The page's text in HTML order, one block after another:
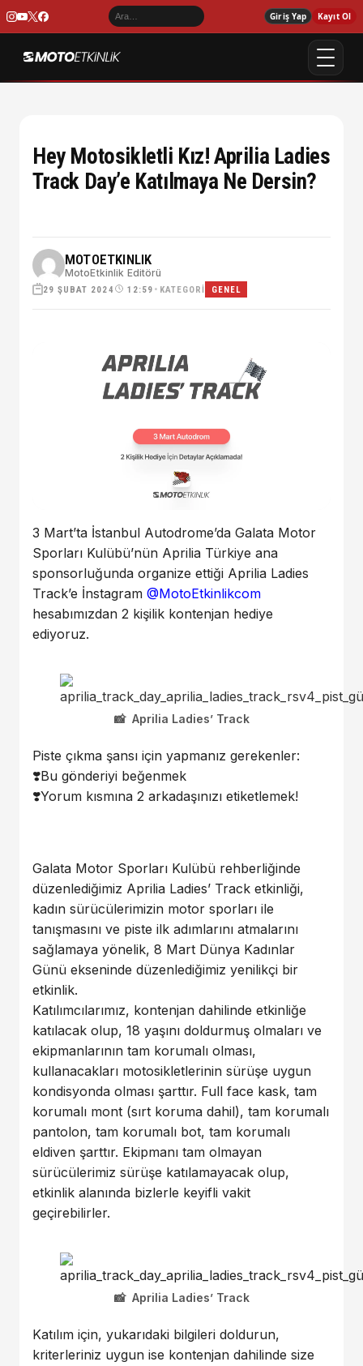
Giriş Yap Kayıt Ol
Hey Motosikletli Kız! Aprilia Ladies
Track Day’e Katılmaya Ne Dersin?
MOTOETKINLIK
MotoEtkinlik Editörü
29 ŞUBAT 2024 12:59 • KATEGORI GENEL
3 Mart’ta İstanbul Autodrome’da Galata Motor
Sporları Kulübü’nün Aprilia Türkiye ana
sponsorluğunda organize ettiği Aprilia Ladies
Track’e İnstagram @MotoEtkinlikcom
hesabımızdan 2 kişilik kontenjan hediye
ediyoruz.
Aprilia Ladies’ Track
Piste çıkma şansı için yapmanız gerekenler:
❣️Bu gönderiyi beğenmek
❣️Yorum kısmına 2 arkadaşınızı etiketlemek!
Galata Motor Sporları Kulübü rehberliğinde
düzenlediğimiz Aprilia Ladies’ Track etkinliği,
kadın sürücülerimizin motor sporları ile
tanışmasını ve piste ilk adımlarını atmalarını
sağlamaya yönelik, 8 Mart Dünya Kadınlar
Günü ekseninde düzenlediğimiz yenilikçi bir
etkinlik.
Katılımcılarımız, kontenjan dahilinde etkinliğe
katılacak olup, 18 yaşını doldurmuş olmaları ve
ekipmanlarının tam korumalı olması,
kullanacakları motosikletlerinin sürüşe uygun
kondisyonda olması şarttır. Full face kask, tam
korumalı mont (sırt koruma dahil), tam korumalı
pantolon, tam korumalı bot, tam korumalı
eldiven şarttır. Ekipmanı tam olmayan
sürücülerimiz sürüşe katılamayacak olup,
etkinlik alanında bizlerle keyifli vakit
geçirebilirler.
Aprilia Ladies’ Track
Katılım için, yukarıdaki bilgileri doldurun,
kriterleriniz uygun ise kontenjan dahilinde size